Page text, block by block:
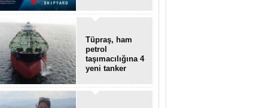
Tüpraş, ham
petrol
taşımacılığına 4
yeni tanker